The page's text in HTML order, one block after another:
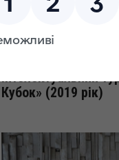
Фотозвіти молодіжних заходів
Інтелектуальний
Кубок» (2019 рік)